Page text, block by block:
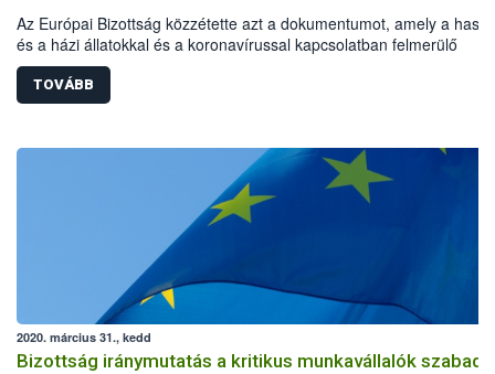
kapcsolatban
Az Európai Bizottság közzétette azt a dokumentumot, amely a
és a házi állatokkal és a koronavírussal kapcsolatban felmerülő
kérdéseket és az azokra adandó válaszokat tartalmazza.
TOVÁBB
2020. március 31., kedd
Bizottság iránymutatás a kritikus munkavállalók szabad